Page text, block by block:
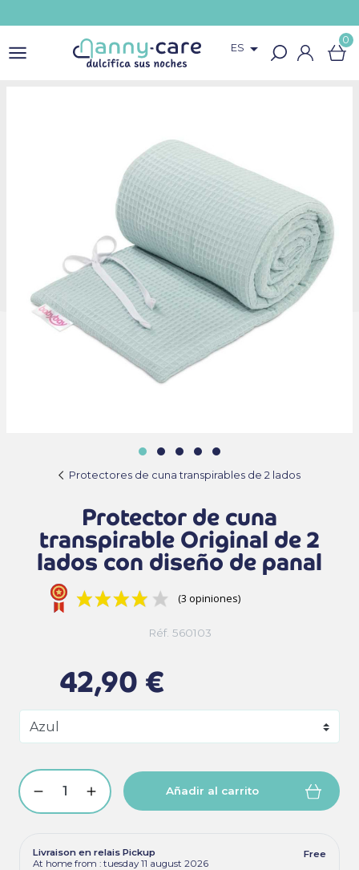
ES  0
Protectores de cuna transpirables de 2 lados
Protector de cuna
transpirable Original de 2
lados con diseño de panal
(3 opiniones)
Réf. 560103
42,90 €
Añadir al carrito
Livraison en relais Pickup
At home from : tuesday 11 august 2026
Free